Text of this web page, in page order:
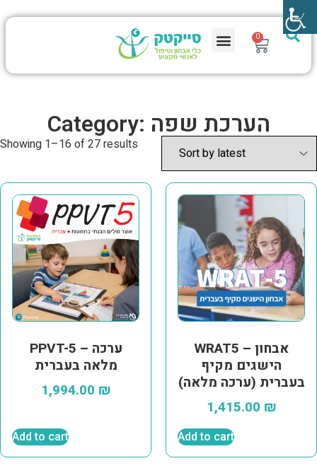
0
Category: הערכת שפה
Showing 1–16 of 27 results
PPVT-5 – ערכה
מלאה בעברית
1,994.00 ₪
Add to cart
WRAT5 – אבחון
הישגים מקיף
בעברית (ערכה מלאה)
1,415.00 ₪
Add to cart